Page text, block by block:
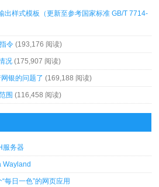
出样式模板（更新至参考国家标准 GB/T 7714-
令 (193,176 阅读)
况 (175,907 阅读)
银的问题了 (169,188 阅读)
围 (116,458 阅读)
服务器
Wayland
每日一色”的网页应用